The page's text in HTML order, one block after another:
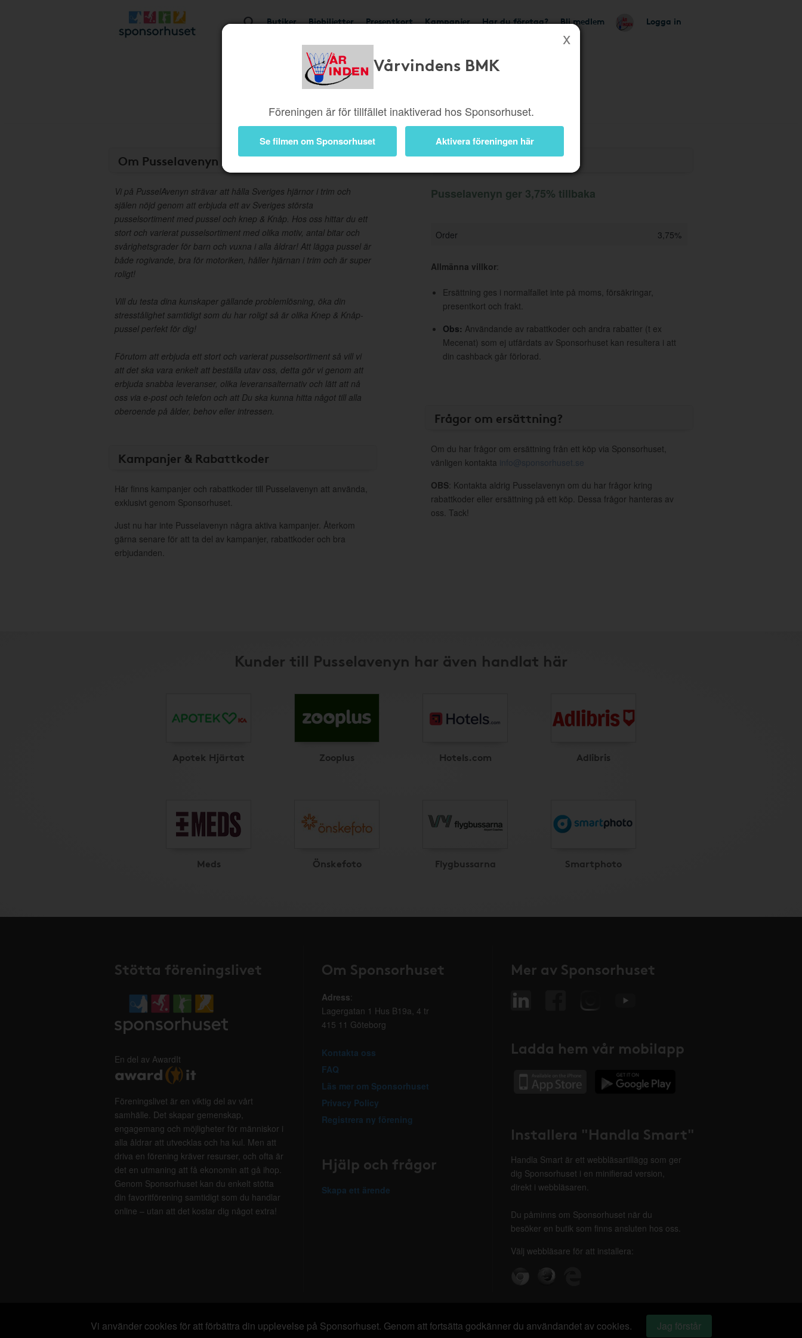
Butiker Biobiljetter Presentkort Kampanjer Har du företag? Bli medlem Logga in
Vårvindens BMK
Föreningen är för tillfället inaktiverad hos Sponsorhuset.
Se filmen om Sponsorhuset Aktivera föreningen här
Ger 3,75%
Om Pusselavenyn
Vi på PusselAvenyn strävar att hålla Sveriges hjärnor i trim och
själen nöjd genom att erbjuda ett av Sveriges största
pusselsortiment med pussel och knep & Knåp. Hos oss hittar du ett
stort och varierat pusselsortiment med olika motiv, antal bitar och
svårighetsgrader för barn och vuxna i alla åldrar! Att lägga pussel är
både rogivande, bra för motoriken, håller hjärnan i trim och är super
roligt!
Vill du testa dina kunskaper gällande problemlösning, öka din
stresstålighet samtidigt som du har roligt så är olika Knep & Knåp-
pussel perfekt för dig!
Förutom att erbjuda ett stort och varierat pusselsortiment så vill vi
att det ska vara enkelt att beställa utav oss, detta gör vi genom att
erbjuda snabba leveranser, olika leveransalternativ och lätt att nå
oss via e-post och telefon och att Du ska kunna hitta något till alla
oberoende på ålder, behov eller intressen.
Kampanjer & Rabattkoder
Här finns kampanjer och rabattkoder till Pusselavenyn att använda,
exklusivt genom Sponsorhuset.
Just nu har inte Pusselavenyn några aktiva kampanjer. Återkom
gärna senare för att ta del av kampanjer, rabattkoder och bra
erbjudanden.
Information
Pusselavenyn ger 3,75% tillbaka
Order 3,75%
Allmänna villkor:
Ersättning ges i normalfallet inte på moms, försäkringar,
presentkort och frakt.
Obs: Användande av rabattkoder och andra rabatter (t ex
Mecenat) som ej utfärdats av Sponsorhuset kan resultera i att
din cashback går förlorad.
Frågor om ersättning?
Om du har frågor om ersättning från ett köp via Sponsorhuset,
vänligen kontakta info@sponsorhuset.se
OBS: Kontakta aldrig Pusselavenyn om du har frågor kring
rabattkoder eller ersättning på ett köp. Dessa frågor hanteras av
oss. Tack!
Kunder till Pusselavenyn har även handlat här
Apotek Hjärtat Zooplus Hotels.com Adlibris
Meds Önskefoto Flygbussarna Smartphoto
Stötta föreningslivet
En del av AwardIt
Föreningslivet är en viktig del av vårt
samhälle. Det skapar gemenskap,
engagemang och möjligheter för människor i
alla åldrar att utvecklas och ha kul. Men att
driva en förening kräver resurser, och ofta är
det en utmaning att få ekonomin att gå ihop.
Genom Sponsorhuset kan du enkelt stötta
din favoritförening samtidigt som du handlar
online – utan att det kostar dig något extra!
Om Sponsorhuset
Adress:
Lagergatan 1 Hus B19a, 4 tr
415 11 Göteborg
Kontakta oss
FAQ
Läs mer om Sponsorhuset
Privacy Policy
Registrera ny förening
Hjälp och frågor
Skapa ett ärende
Mer av Sponsorhuset
Ladda hem vår mobilapp
Installera "Handla Smart"
Handla Smart är ett webbläsartillägg som ger
dig Sponsorhuset i en minifierad version,
direkt i webbläsaren.
Du påminns om Sponsorhuset när du
besöker en butik som finns ansluten hos oss.
Välj webbläsare för att installera:
Vi använder cookies för att förbättra din upplevelse på Sponsorhuset. Genom att fortsätta godkänner du användandet av cookies. Jag förstår